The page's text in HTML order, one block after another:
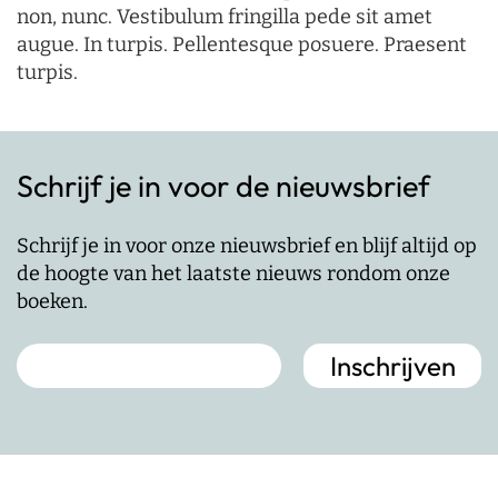
non, nunc. Vestibulum fringilla pede sit amet
augue. In turpis. Pellentesque posuere. Praesent
turpis.
Schrijf je in voor de nieuwsbrief
Schrijf je in voor onze nieuwsbrief en blijf altijd op
de hoogte van het laatste nieuws rondom onze
boeken.